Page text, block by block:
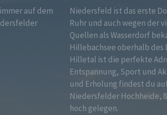
auf dem
Niedersfeld ist das erste
Ruhr und auch wegen der
Quellen als Wasserdorf
Hillebachsee oberhalb des
Hilletal ist die perfekte
Entspannung, Sport und
und Erholung findest du
Niedersfelder Hochheide,
hoch gelegen.